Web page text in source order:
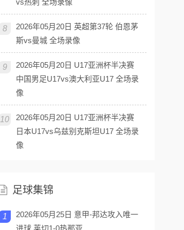
vs热刺 全场录像
8
2026年05月20日 英超第37轮 伯恩茅
斯vs曼城 全场录像
9
2026年05月20日 U17亚洲杯半决赛
中国男足U17vs澳大利亚U17 全场录
像
10
2026年05月20日 U17亚洲杯半决赛
日本U17vs乌兹别克斯坦U17 全场录
像
足球集锦
1
2026年05月25日 意甲-邦达攻入唯一
进球 莱切1-0热那亚